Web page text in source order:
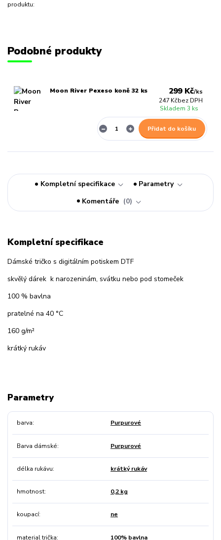
produktu:
Podobné produkty
Moon River Pexeso koně 32 ks 299 Kč/ks
247 Kčbez DPH
Skladem 3 ks
Přidat do košíku
Kompletní specifikace
Parametry
Komentáře
0
Kompletní specifikace
Dámské tričko s digitálním potiskem DTF
skvělý dárek k narozeninám, svátku nebo pod stomeček
100 % bavlna
pratelné na 40 °C
160 g/m²
krátký rukáv
Parametry
barva Purpurové
Barva dámské Purpurové
délka rukávu krátký rukáv
hmotnost 0,2 kg
koupací ne
material trička 100% bavlna